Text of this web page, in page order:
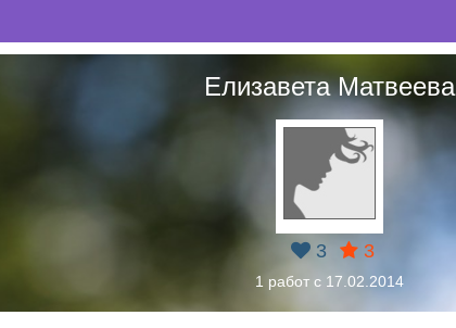
Елизавета Матвеева
3 3
1 работ с 17.02.2014